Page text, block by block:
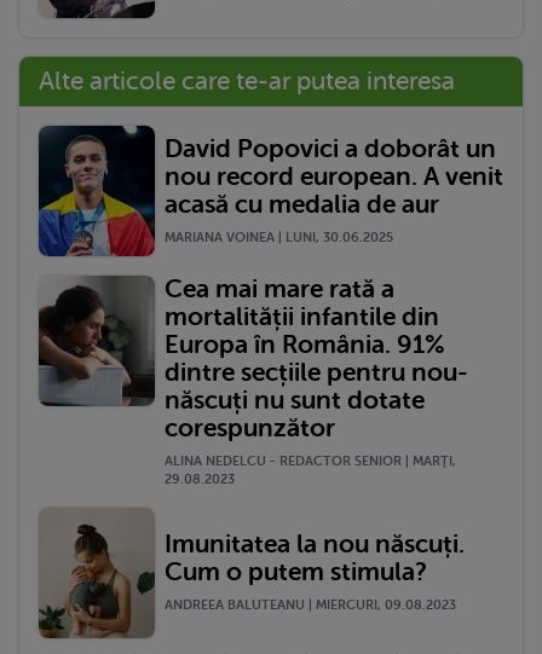
Alte articole care te-ar putea interesa
David Popovici a doborât un
nou record european. A venit
acasă cu medalia de aur
MARIANA VOINEA | LUNI, 30.06.2025
Cea mai mare rată a
mortalității infantile din
Europa în România. 91%
dintre secțiile pentru nou-
născuți nu sunt dotate
corespunzător
ALINA NEDELCU - REDACTOR SENIOR | MARŢI,
29.08.2023
Imunitatea la nou născuți.
Cum o putem stimula?
ANDREEA BALUTEANU | MIERCURI, 09.08.2023